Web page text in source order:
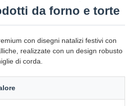
da forno e torte
con disegni natalizi festivi con
realizzate con un design robusto
di corda.